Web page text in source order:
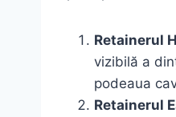
Retainerul
vizibilă a
podeaua
Retainerul